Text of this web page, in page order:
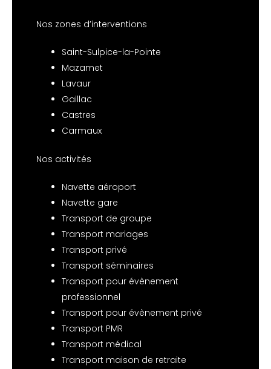
Nos zones d’interventions
Saint-Sulpice-la-Pointe
Mazamet
Lavaur
Gaillac
Castres
Carmaux
Nos activités
Navette aéroport
Navette gare
Transport de groupe
Transport mariages
Transport privé
Transport séminaires
Transport pour évènement
professionnel
Transport pour évènement privé
Transport PMR
Transport médical
Transport maison de retraite